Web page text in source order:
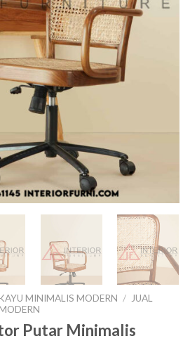
MINIMALIS MODERN / JUAL
Putar Minimalis